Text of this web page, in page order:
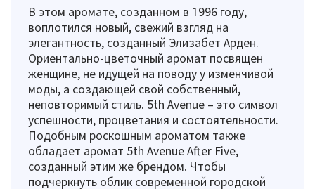
В этом аромате, созданном в 1996 году,
воплотился новый, свежий взгляд на
элегантность, созданный Элизабет Арден.
Ориентально-цветочный аромат посвящен
женщине, не идущей на поводу у изменчивой
моды, а создающей свой собственный,
неповторимый стиль. 5th Avenue – это символ
успешности, процветания и состоятельности.
Подобным роскошным ароматом также
обладает аромат 5th Avenue After Five,
созданный этим же брендом. Чтобы
подчеркнуть облик современной городской